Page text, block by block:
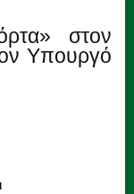
στον
Υπουργό